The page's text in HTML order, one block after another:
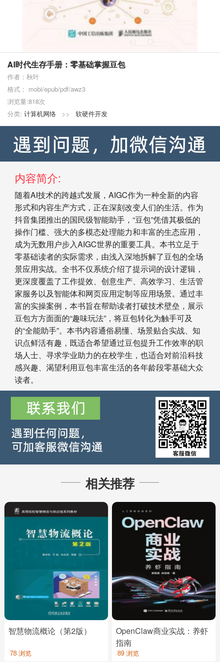
AI时代生存手册：零基础掌握豆包
作者：秋叶
格式： mobi/epub/pdf/awz3
浏览量:818次
分类: 计算机网络 >> 软硬件开发
内容简介:
随着AI技术的跨越式发展，AIGC作为一种全新的内容
形式和内容生产方式，正在深刻改变人们的生活。作为
抖音集团推出的国民级智能助手，“豆包”凭借其极低的
操作门槛、强大的多模态处理能力和丰富的生态应用，
成为无数用户步入AIGC世界的重要工具。本书立足于
零基础读者的实际需求，由浅入深地拆解了豆包的全场
景应用实战。全书不仅系统介绍了提示词的设计逻辑，
更深度覆盖了工作提效、创意生产、高效学习、生活管
家服务以及智能体和网页应用定制等应用场景。通过丰
富的实操案例，本书旨在帮助读者打破技术壁垒，展示
豆包方方面面的“趣味玩法”，将豆包转化为触手可及
的“全能助手”。本书内容通俗易懂、场景贴合实战、知
识点鲜活有趣，既适合希望通过豆包提升工作效率的职
场人士、寻求学业助力的在校学生，也适合对前沿科技
感兴趣、渴望利用豆包丰富生活的各年龄段零基础大众
读者。
相关推荐
智慧物流概论（第2版）
78 浏览
OpenClaw商业实战：养虾
指南
89 浏览